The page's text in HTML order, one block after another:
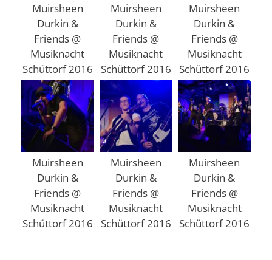
Muirsheen
Durkin &
Friends @
Musiknacht
Schüttorf 2016
Muirsheen
Durkin &
Friends @
Musiknacht
Schüttorf 2016
Muirsheen
Durkin &
Friends @
Musiknacht
Schüttorf 2016
Muirsheen
Durkin &
Friends @
Musiknacht
Schüttorf 2016
Muirsheen
Durkin &
Friends @
Musiknacht
Schüttorf 2016
Muirsheen
Durkin &
Friends @
Musiknacht
Schüttorf 2016